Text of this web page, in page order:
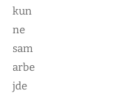
kun
ne
sam
arbe
jde